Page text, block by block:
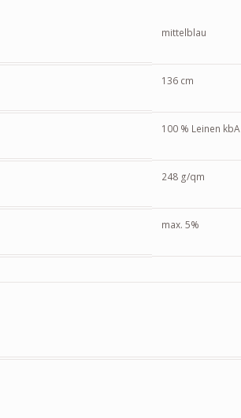
mittelblau
136 cm
100 % Leinen kbA
248 g/qm
max. 5%